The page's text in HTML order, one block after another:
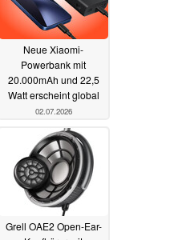
Neue Xiaomi-
Powerbank mit
20.000mAh und 22,5
Watt erscheint global
02.07.2026
Grell OAE2 Open-Ear-